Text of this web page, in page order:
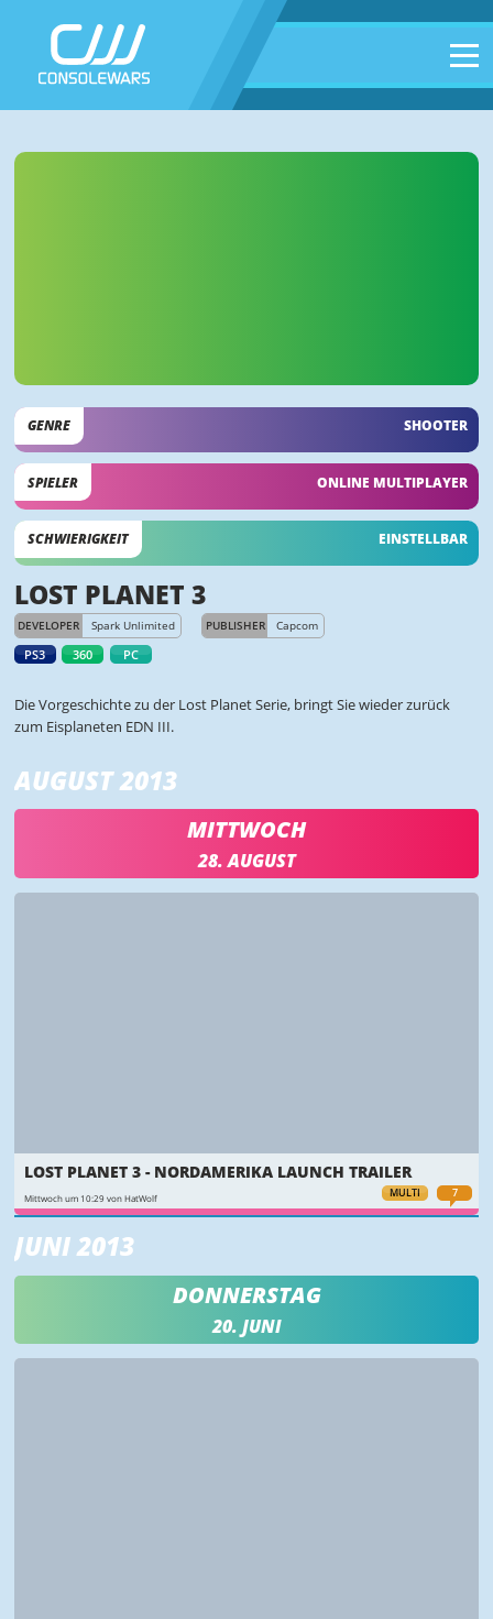
GENRE SHOOTER
SPIELER ONLINE MULTIPLAYER
SCHWIERIGKEIT EINSTELLBAR
LOST PLANET 3
DEVELOPER Spark Unlimited PUBLISHER Capcom
PS3 360 PC
Die Vorgeschichte zu der Lost Planet Serie, bringt Sie wieder zurück
zum Eisplaneten EDN III.
AUGUST 2013
MITTWOCH
28. AUGUST
MULTI 7
LOST PLANET 3 - NORDAMERIKA LAUNCH TRAILER
Mittwoch um 10:29 von HatWolf
JUNI 2013
DONNERSTAG
20. JUNI